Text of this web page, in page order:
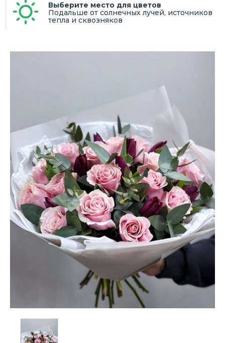
Выберите место для цветов
Подальше от солнечных лучей, источников
тепла и сквозняков